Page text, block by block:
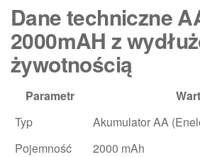
Dane techniczne
2000mAH z
żywotnością
Parametr
Typ
Akumulator AA
Pojemność
2000 mAh